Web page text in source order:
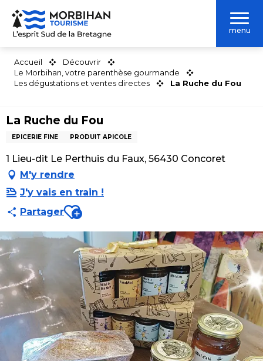
Aller
contenu
menu
Accueil
Découvrir
Le Morbihan, votre parenthèse gourmande
Les dégustations et ventes directes
La Ruche du Fou
La Ruche du Fou
EPICERIE FINE PRODUIT APICOLE
1 Lieu-dit Le Perthuis du Faux, 56430 Concoret
M'y rendre
J'y vais en train !
PartagerAjouter aux favoris